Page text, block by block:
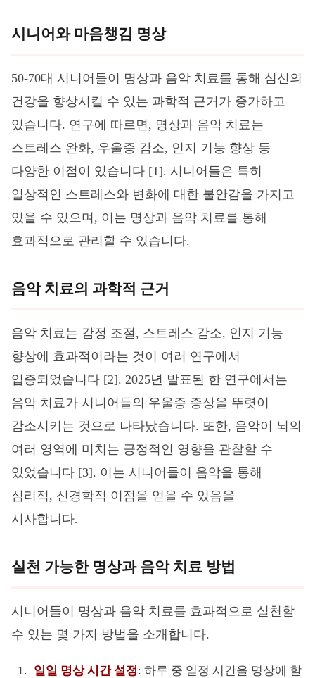
시니어와 마음챙김 명상
50-70대 시니어들이 명상과 음악 치료를 통해 심신의
건강을 향상시킬 수 있는 과학적 근거가 증가하고
있습니다. 연구에 따르면, 명상과 음악 치료는
스트레스 완화, 우울증 감소, 인지 기능 향상 등
다양한 이점이 있습니다 [1]. 시니어들은 특히
일상적인 스트레스와 변화에 대한 불안감을 가지고
있을 수 있으며, 이는 명상과 음악 치료를 통해
효과적으로 관리할 수 있습니다.
음악 치료의 과학적 근거
음악 치료는 감정 조절, 스트레스 감소, 인지 기능
향상에 효과적이라는 것이 여러 연구에서
입증되었습니다 [2]. 2025년 발표된 한 연구에서는
음악 치료가 시니어들의 우울증 증상을 뚜렷이
감소시키는 것으로 나타났습니다. 또한, 음악이 뇌의
여러 영역에 미치는 긍정적인 영향을 관찰할 수
있었습니다 [3]. 이는 시니어들이 음악을 통해
심리적, 신경학적 이점을 얻을 수 있음을
시사합니다.
실천 가능한 명상과 음악 치료 방법
시니어들이 명상과 음악 치료를 효과적으로 실천할
수 있는 몇 가지 방법을 소개합니다.
일일 명상 시간 설정: 하루 중 일정 시간을 명상에 할